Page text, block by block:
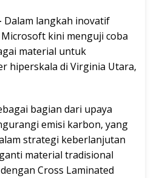
Dalam langkah inovatif
kini menguji coba
material untuk
hiperskala di Virginia Utara,
bagian dari upaya
emisi karbon, yang
strategi keberlanjutan
material tradisional
Cross Laminated